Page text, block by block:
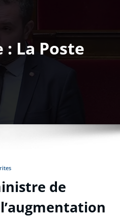
La Poste
de